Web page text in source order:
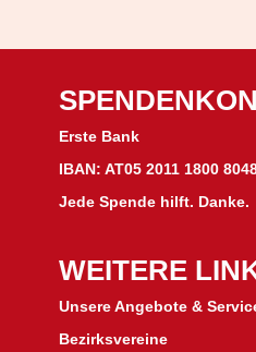
Erste Bank
IBAN: AT05 2011 1800
Jede Spende hilft. Danke.
WEITERE
Unsere Angebote &
Bezirksvereine